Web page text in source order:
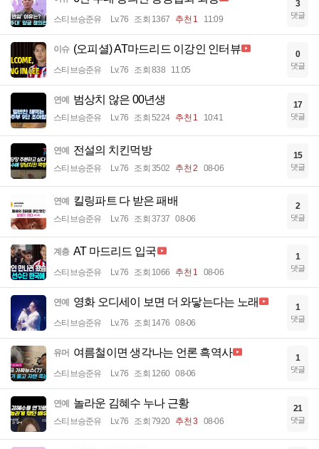
스티브승준유 Lv.76 조회 1367 추천 1 11:09
3
댓글
이슈 (오피셜) AT마드리드 이강인 인터뷰
스티브승준유 Lv.76 조회 838 11:05
0
댓글
연예 범상치 않은 00년생
스티브승준유 Lv.76 조회 5224 추천 1 10:41
17
댓글
연예 전설의 치킨먹방
스티브승준유 Lv.76 조회 3502 추천 2 08-06
15
댓글
연예 킬링파트 다 받은 패배
스티브승준유 Lv.76 조회 3737 08-06
2
댓글
계층 AT 마드리드 입국
스티브승준유 Lv.76 조회 1066 추천 1 08-06
1
댓글
연예 영화 오디세이 보면 더 와닿는다는 노래
스티브승준유 Lv.76 조회 1476 08-06
1
댓글
유머 여름철이면 생각나는 언론 흑역사
스티브승준유 Lv.76 조회 1260 08-06
1
댓글
연예 놀라운 김혜수 누나 근황
스티브승준유 Lv.76 조회 7920 추천 3 08-06
21
댓글